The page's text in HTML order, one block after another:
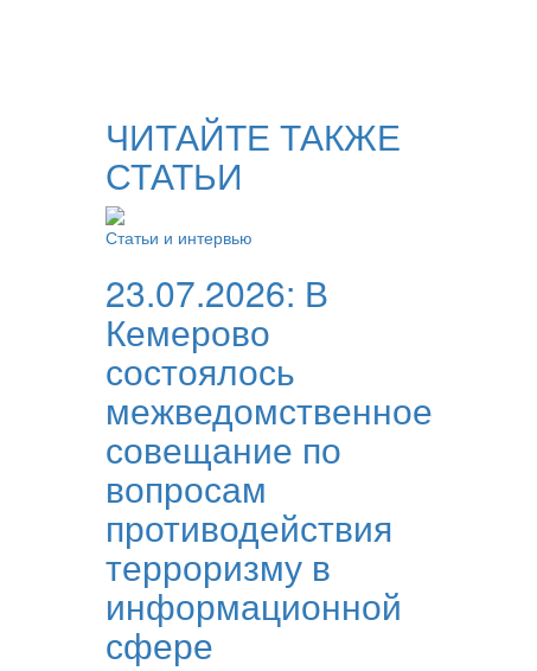
ЧИТАЙТЕ ТАКЖЕ
СТАТЬИ
Статьи и интервью
23.07.2026: В
Кемерово
состоялось
межведомственное
совещание по
вопросам
противодействия
терроризму в
информационной
сфере